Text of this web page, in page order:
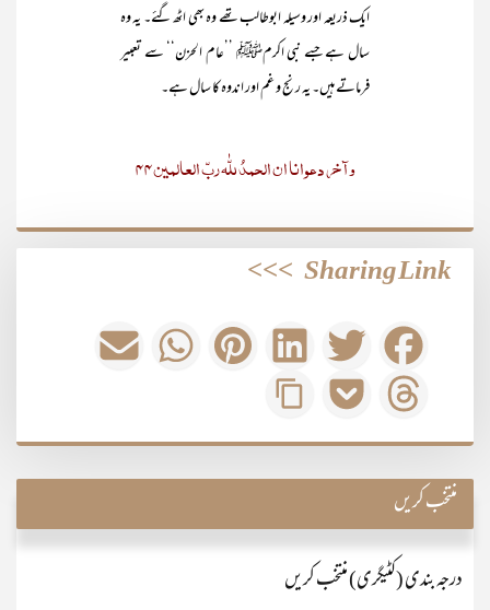
ایک ذریعہ اور وسیلہ ابوطالب تھے وہ بھی اٹھ گئے۔ یہ وہ
سال ہے جسے نبی اکرمﷺ ’’عام الحزن‘‘ سے تعبیر
فرماتے ہیں۔ یہ رنج و غم اور اندوہ کا سال ہے۔
وآخر دعوانا ان الحمدُ للّٰہ ربّ العالمین44
Sharing Link
>>>
منتخب کریں
درجہ بندی (کٹیگری) منتخب کریں